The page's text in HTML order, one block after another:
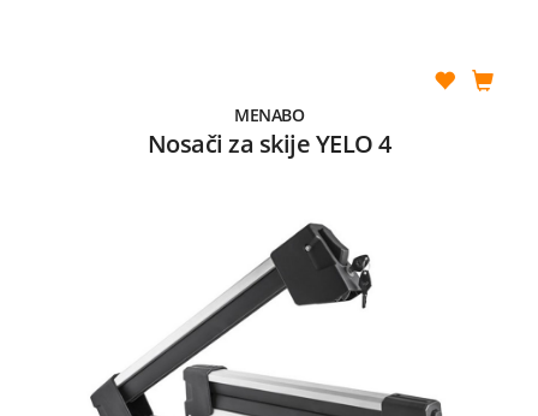
MENABO
Nosači za skije YELO 4